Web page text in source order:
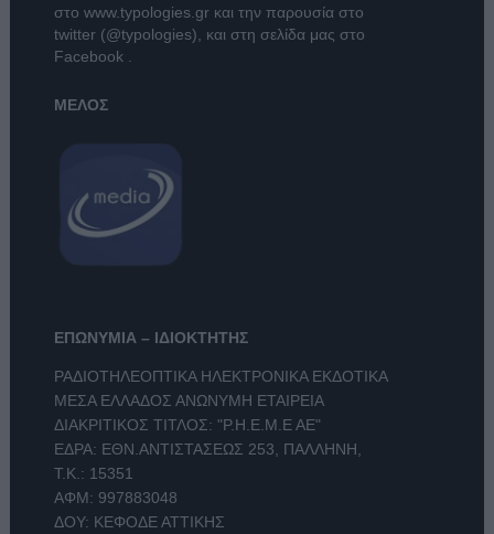
στο www.typologies.grκαι την παρουσία στο
twitter (@typologies) , και στη σελίδα μας στο
Facebook
ΜΕΛΟΣ
ΕΠΩΝΥΜΙΑ – ΙΔΙΟΚΤΗΤΗΣ
ΡΑΔΙΟΤΗΛΕΟΠΤΙΚΑ ΗΛΕΚΤΡΟΝΙΚΑ ΕΚΔΟΤΙΚΑ
ΜΕΣΑ ΕΛΛΑΔΟΣ ΑΝΩΝΥΜΗ ΕΤΑΙΡΕΙΑ
ΔΙΑΚΡΙΤΙΚΟΣ ΤΙΤΛΟΣ: "Ρ.Η.Ε.Μ.Ε ΑΕ"
ΕΔΡΑ: ΕΘΝ.ΑΝΤΙΣΤΑΣΕΩΣ 253, ΠΑΛΛΗΝΗ,
Τ.Κ.: 15351
ΑΦΜ: 997883048
ΔΟΥ: ΚΕΦΟΔΕ ΑΤΤΙΚΗΣ